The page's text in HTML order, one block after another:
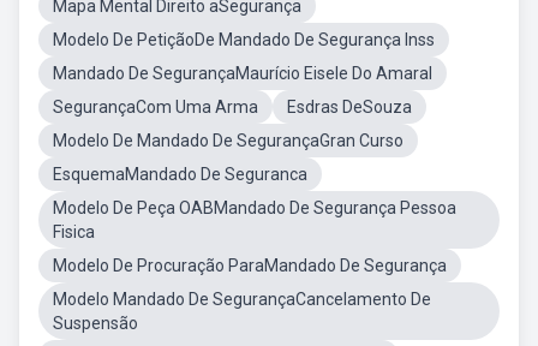
Mapa Mental Direito aSegurança
Modelo De PetiçãoDe Mandado De Segurança Inss
Mandado De SegurançaMaurício Eisele Do Amaral
SegurançaCom Uma Arma
Esdras DeSouza
Modelo De Mandado De SegurançaGran Curso
EsquemaMandado De Seguranca
Modelo De Peça OABMandado De Segurança Pessoa
Fisica
Modelo De Procuração ParaMandado De Segurança
Modelo Mandado De SegurançaCancelamento De
Suspensão